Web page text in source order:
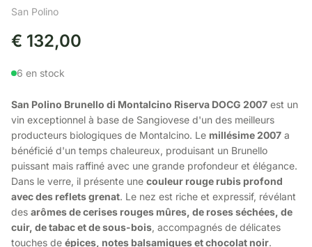
San Polino
€ 132,00
6 en stock
San Polino Brunello di Montalcino Riserva DOCG 2007 est un
vin exceptionnel à base de Sangiovese d'un des meilleurs
producteurs biologiques de Montalcino. Le millésime 2007 a
bénéficié d'un temps chaleureux, produisant un Brunello
puissant mais raffiné avec une grande profondeur et élégance.
Dans le verre, il présente une couleur rouge rubis profond
avec des reflets grenat. Le nez est riche et expressif, révélant
des arômes de cerises rouges mûres, de roses séchées, de
cuir, de tabac et de sous-bois, accompagnés de délicates
touches de épices, notes balsamiques et chocolat noir.